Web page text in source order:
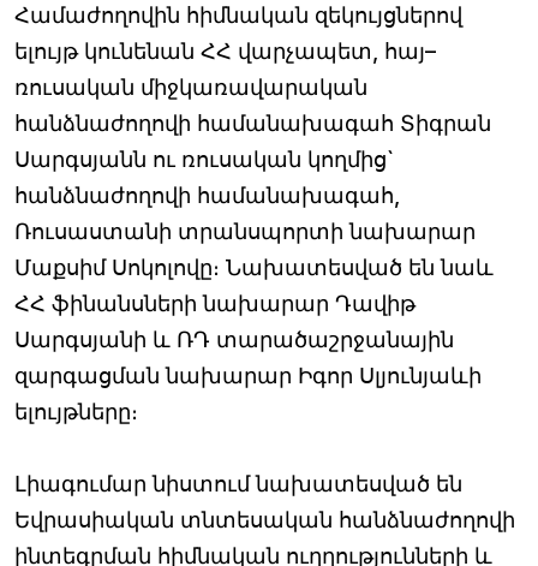
Համաժողովին հիմնական զեկույցներով
ելույթ կունենան ՀՀ վարչապետ, հայ–
ռուսական միջկառավարական
հանձնաժողովի համանախագահ Տիգրան
Սարգսյանն ու ռուսական կողմից`
հանձնաժողովի համանախագահ,
Ռուսաստանի տրանսպորտի նախարար
Մաքսիմ Սոկոլովը։ Նախատեսված են նաև
ՀՀ ֆինանսների նախարար Դավիթ
Սարգսյանի և ՌԴ տարածաշրջանային
զարգացման նախարար Իգոր Սլյունյաևի
ելույթները։
Լիագումար նիստում նախատեսված են
Եվրասիական տնտեսական հանձնաժողովի
ինտեգրման հիմնական ուղղությունների և